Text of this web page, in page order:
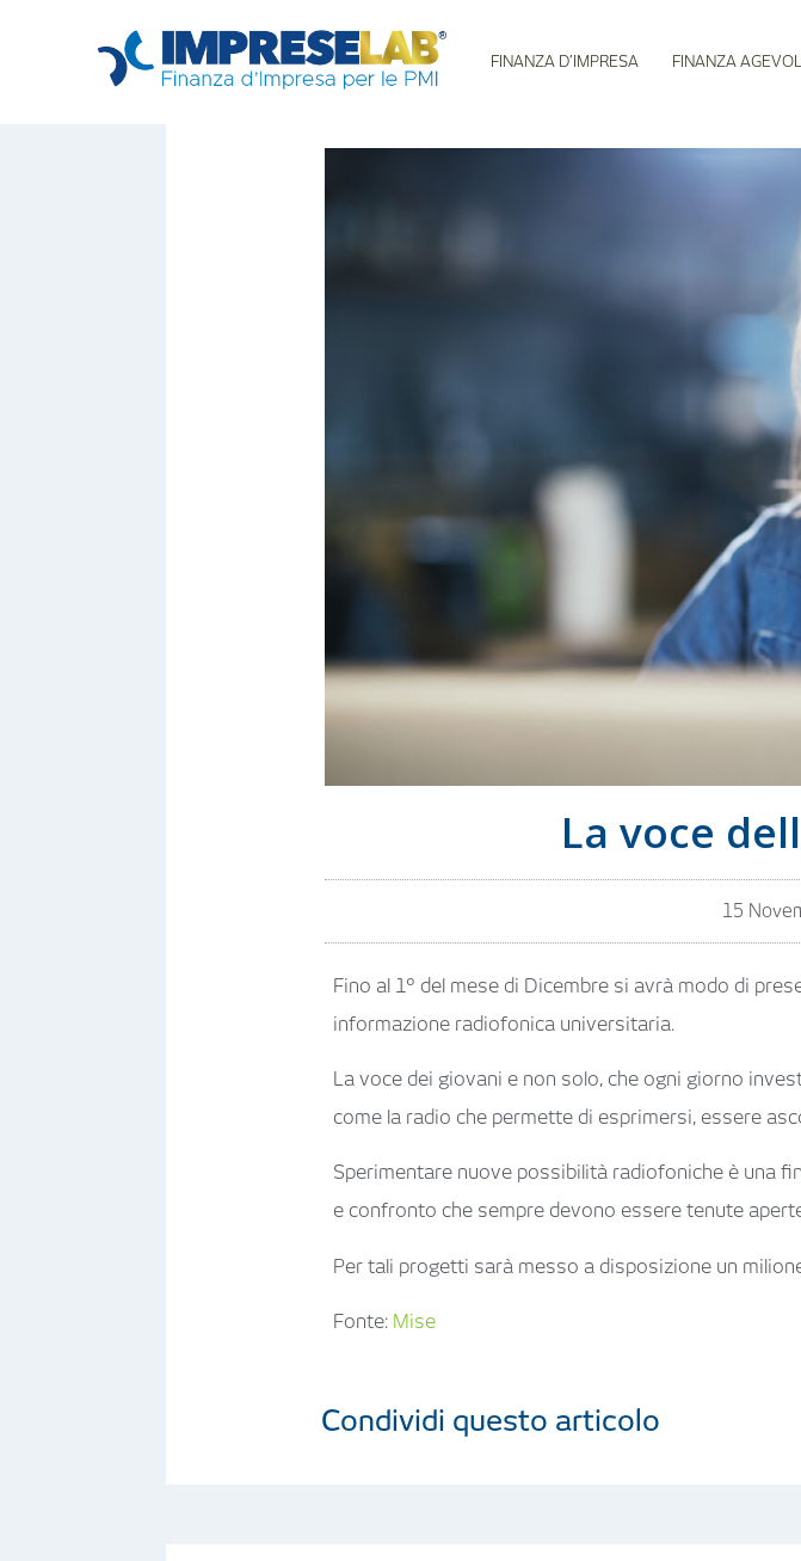
FINANZA D’IMPRESA FINANZA
La voce
15
Fino al 1° del mese di Dicembre si avrà modo di
informazione radiofonica universitaria.
La voce dei giovani e non solo, che ogni giorno
come la radio che permette di esprimersi, essere
Sperimentare nuove possibilità radiofoniche è una
e confronto che sempre devono essere tenute
Per tali progetti sarà messo a disposizione un
Fonte: Mise
Condividi questo articolo